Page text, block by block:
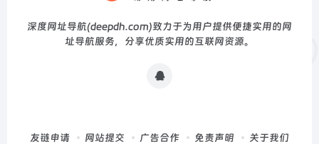
深度网址导航(deepdh.com)致力于为用户提供便捷实用的网
址导航服务，分享优质实用的互联网资源。
友链申请 网站提交 广告合作 免责声明
关于我们